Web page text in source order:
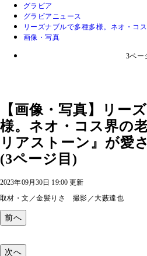
グラビア
グラビアニュース
リーズナブルで多種多様。ネオ・コ
画像・写真
3ペー
【画像・写真】リー
様。ネオ・コス界の
リアストーン』が愛
(3ページ目)
2023年09月30日 19:00 更新
取材・文／金髪りさ 撮影／大藪達也
前へ
次へ